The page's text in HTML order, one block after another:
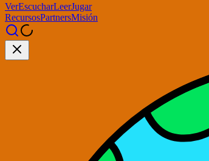
VerEscucharLeerJugar
RecursosPartnersMisión